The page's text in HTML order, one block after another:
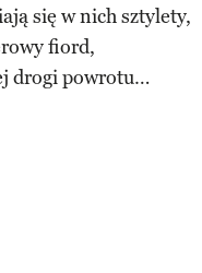
się w nich sztylety,
fiord,
drogi powrotu…